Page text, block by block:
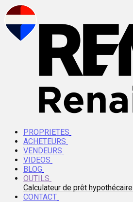
PROPRIETES
ACHETEURS
VENDEURS
VIDEOS
BLOG
OUTILS
Calculateur de prêt hypothécaire
CONTACT